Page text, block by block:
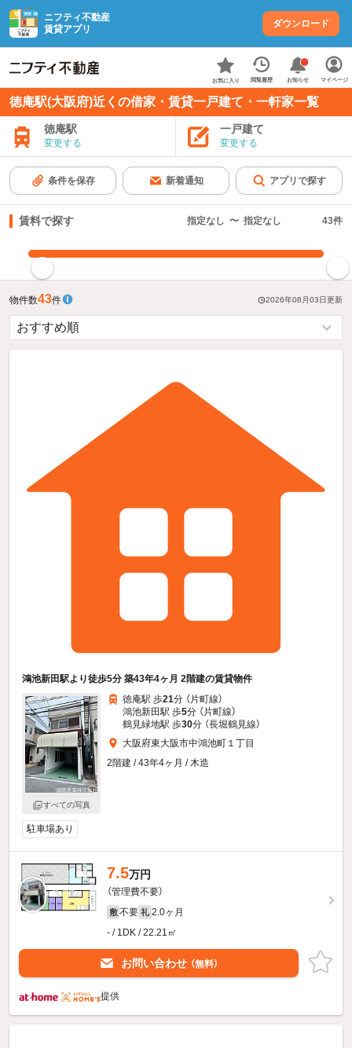
ニフティ不動産
賃貸アプリ
ダウンロード
お気に入り 閲覧履歴 お知らせ マイページ
徳庵駅(大阪府)近くの借家・賃貸一戸建て・一軒家一覧
徳庵駅
変更する
一戸建て
変更する
条件を保存 新着通知 アプリで探す
賃料で探す 指定なし 〜 指定なし 43件
物件数43件 2026年08月03日更新
鴻池新田駅より徒歩5分 築43年4ヶ月 2階建の賃貸物件
すべての写真
徳庵駅 歩21分 （片町線）
鴻池新田駅 歩5分 （片町線）
鶴見緑地駅 歩30分 （長堀鶴見線）
大阪府東大阪市中鴻池町１丁目
2階建 / 43年4ヶ月 / 木造
駐車場あり
7.5万円
（管理費不要）
敷 不要 礼 2.0ヶ月
- / 1DK / 22.21㎡
お問い合わせ （無料）
提供